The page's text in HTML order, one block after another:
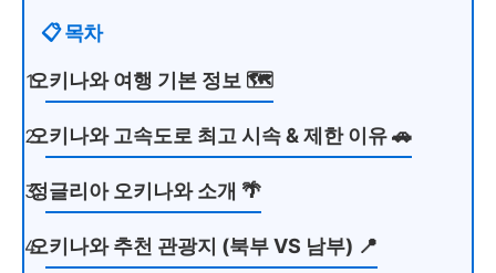
📋 목차
오키나와 여행 기본 정보 🗺️
오키나와 고속도로 최고 시속 & 제한 이유 🚗
정글리아 오키나와 소개 🌴
오키나와 추천 관광지 (북부 VS 남부) 📍